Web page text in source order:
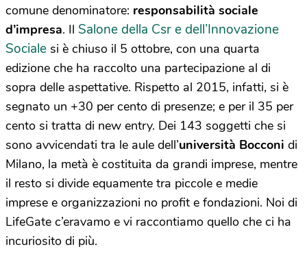
comune denominatore: responsabilità sociale
d’impresa. Il Salone della Csr e dell’Innovazione
Sociale si è chiuso il 5 ottobre, con una quarta
edizione che ha raccolto una partecipazione al di
sopra delle aspettative. Rispetto al 2015, infatti, si è
segnato un +30 per cento di presenze; e per il 35 per
cento si tratta di new entry. Dei 143 soggetti che si
sono avvicendati tra le aule dell’università Bocconi di
Milano, la metà è costituita da grandi imprese, mentre
il resto si divide equamente tra piccole e medie
imprese e organizzazioni no profit e fondazioni. Noi di
LifeGate c’eravamo e vi raccontiamo quello che ci ha
incuriosito di più.